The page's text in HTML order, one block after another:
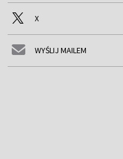
X
WYŚLIJ MAILEM